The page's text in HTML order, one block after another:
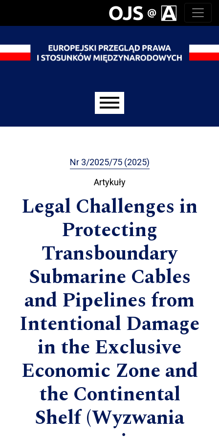
Nr 3/2025/75 (2025)
Artykuły
Legal Challenges in
Protecting
Transboundary
Submarine Cables
and Pipelines from
Intentional Damage
in the Exclusive
Economic Zone and
the Continental
Shelf (Wyzwania